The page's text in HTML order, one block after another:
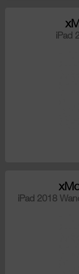
iPad
iPad 2018